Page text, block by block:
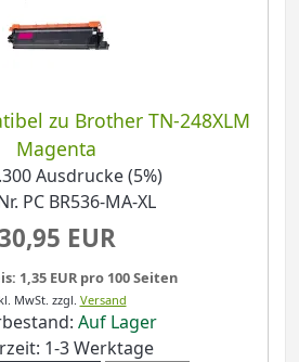
zu Brother TN-248XLM
Magenta
Ausdrucke (5%)
PC BR536-MA-XL
EUR
1,35 EUR pro 100 Seiten
MwSt. zzgl. Versand
Auf Lager
1-3 Werktage